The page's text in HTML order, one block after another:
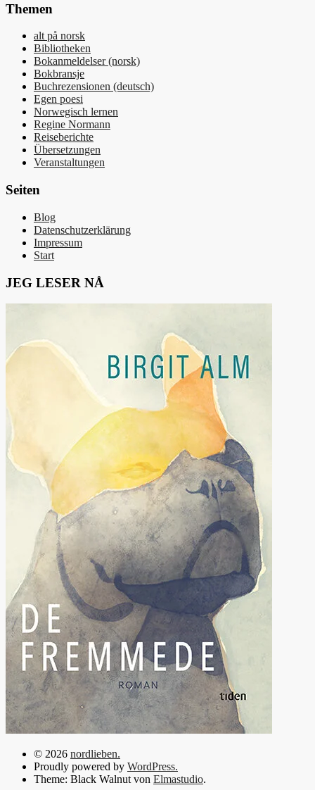
Themen
alt på norsk
Bibliotheken
Bokanmeldelser (norsk)
Bokbransje
Buchrezensionen (deutsch)
Egen poesi
Norwegisch lernen
Regine Normann
Reiseberichte
Übersetzungen
Veranstaltungen
Seiten
Blog
Datenschutzerklärung
Impressum
Start
JEG LESER NÅ
© 2026 nordlieben.
Proudly powered by WordPress.
Theme: Black Walnut von Elmastudio.